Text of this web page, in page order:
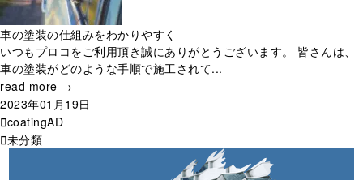
車の塗装の仕組みをわかりやすく
いつもプロコをご利用頂き誠にありがとうございます。 皆さんは、
車の塗装がどのような手順で施工されて...
read more →
2023年01月19日
coatingAD
未分類